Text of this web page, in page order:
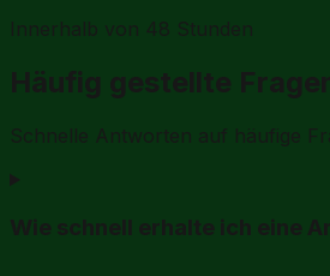
Innerhalb von 48 Stunden
Häufig gestellte
Schnelle Antworten auf häufige
Wie schnell erhalte ich eine